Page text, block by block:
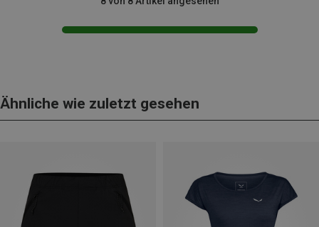
Ähnliche wie zuletzt gesehen